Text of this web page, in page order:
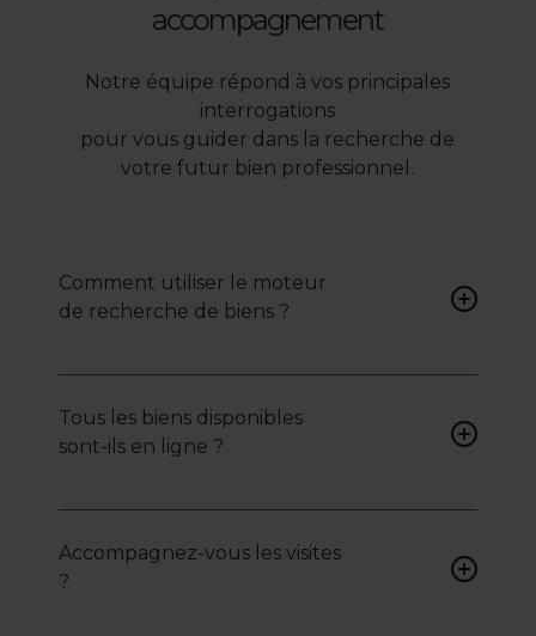
accompagnement
Notre équipe répond à vos principales
interrogations
pour vous guider dans la recherche de
votre futur bien professionnel.
Comment utiliser le moteur
de recherche de biens ?
pour accéder à une liste de
biens ciblés.
Tous les biens disponibles
sont-ils en ligne ?
toute confidentialité :
contactez-nous pour y
Accompagnez-vous les visites
?